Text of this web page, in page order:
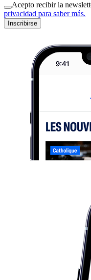
Acepto recibir la
privacidad para saber más.
Inscribirse